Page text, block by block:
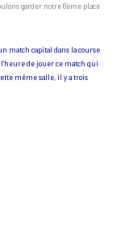
garder notre 6ème place
match capital dans la course
de jouer ce match qui
même salle, il y a trois